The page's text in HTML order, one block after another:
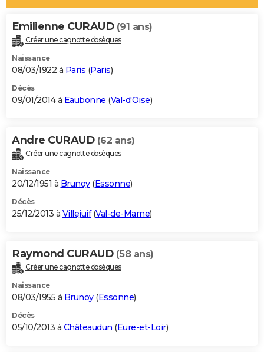
Alimentation
Guide de la santé
Maladies
Médicaments
Sommeil
VOYAGE
Destinations
City break
Voyage nature
Voyage de noces
Forum
Climat
+PHOTO
GUIDES D'ACHAT
BONS PLANS
Carte de Noël
Carte Bonne année
Carte Saint-Valentin
Carte Pâques
Carte d'anniversaire
DICTIONNAIRE
Dictionnaire
Biographies
Citations
Expressions
Proverbes
PROGRAMME TV
S'inscrire
Se connecter
Lycées
Collèges
Primaires
Universités
Entreprises
Service militaire
Avis de recherche
AVIS DE DÉCÈS
Bricolage
Lifestyle
Culture
Sport
Auto
Television
Voyage
Cinema
Emilienne CURAUD (91 ans)
Créer une cagnotte obsèques
Naissance
08/03/1922 à Paris (Paris)
Décès
09/01/2014 à Eaubonne (Val-d'Oise)
Andre CURAUD (62 ans)
Créer une cagnotte obsèques
Naissance
20/12/1951 à Brunoy(Essonne)
Décès
25/12/2013 à Villejuif(Val-de-Marne)
Raymond CURAUD (58 ans)
Créer une cagnotte obsèques
Naissance
08/03/1955 à Brunoy(Essonne)
Décès
05/10/2013 à Châteaudun (Eure-et-Loir)